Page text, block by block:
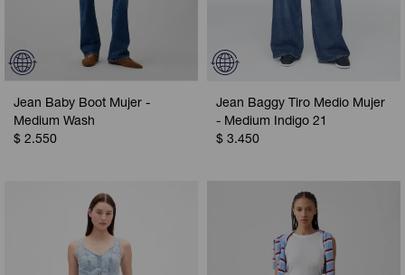
Jean Baby Boot Mujer -
Medium Wash
$ 2.550
Jean Baggy Tiro Medio Mujer
- Medium Indigo 21
$ 3.450